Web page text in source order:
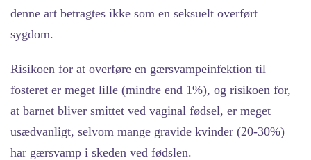
denne art betragtes ikke som en seksuelt overført
sygdom.
Risikoen for at overføre en gærsvampeinfektion til
fosteret er meget lille (mindre end 1%), og risikoen for,
at barnet bliver smittet ved vaginal fødsel, er meget
usædvanligt, selvom mange gravide kvinder (20-30%)
har gærsvamp i skeden ved fødslen.